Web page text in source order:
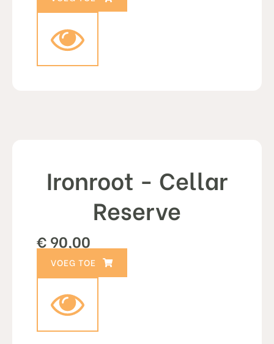
Ironroot - Cellar
Reserve
€ 90,00